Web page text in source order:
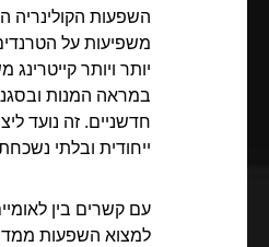
השפעות הקולינריה
משפיעות על
יותר ויותר קייטרינג
במראה המנות
חדשניים. זה נועד
ייחודית ובלתי
עם קשרים בין
למצוא השפעות